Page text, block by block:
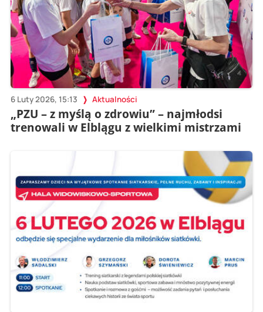
6 Luty 2026, 15:13 Aktualności
„PZU – z myślą o zdrowiu” – najmłodsi
trenowali w Elblągu z wielkimi mistrzami